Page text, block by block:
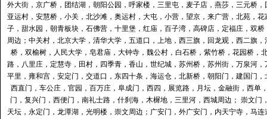
外大街，京广桥，团结湖，朝阳公园，呼家楼，三里屯，麦子店，燕莎，三元桥
亚运村，安慧桥，小关，北沙滩，奥运村，大屯，小营，望京，来广营，北苑，
子，甜水园，朝青板块，石佛营，十里堡，红庙，百子湾，高碑店，定福庄，双
周边；中关村，北京大学，清华大学，五道口，上地，西三旗，回龙观，西二旗
桥，双榆树，人民大学，皂君庙，大钟寺，魏公村，白石桥，紫竹桥，花园桥
路，八里庄，定慧寺，田村，四季青，香山，世纪城，苏州桥，苏州街，万泉河
平里，雍和宫，安定门，交道口，东四十条，海运仓，北新桥，朝阳门，建国门
西直门，车公庄，官园，百万庄，阜成门，西四，展览路，月坛，金融街，西
门，复兴门，西便门，南礼士路，什刹海，木樨地，三里河，西城周边； 崇文
天坛，永定门，龙潭湖，光明楼，崇文周边；广安门，外广安门，内天宁寺，马